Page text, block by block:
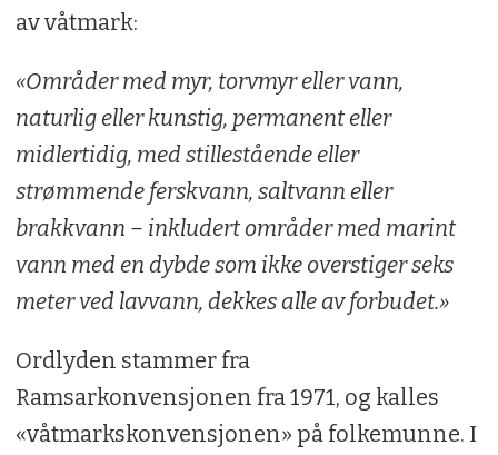
av våtmark:
«Områder med myr, torvmyr eller vann,
naturlig eller kunstig, permanent eller
midlertidig, med stillestående eller
strømmende ferskvann, saltvann eller
brakkvann – inkludert områder med marint
vann med en dybde som ikke overstiger seks
meter ved lavvann, dekkes alle av forbudet.»
Ordlyden stammer fra
Ramsarkonvensjonen fra 1971, og kalles
«våtmarkskonvensjonen» på folkemunne. I